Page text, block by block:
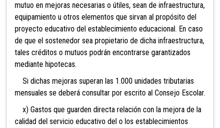
mutuo en mejoras necesarias o útiles, sean de infraestructura,
equipamiento u otros elementos que sirvan al propósito del
proyecto educativo del establecimiento educacional. En caso
de que el sostenedor sea propietario de dicha infraestructura,
tales créditos o mutuos podrán encontrarse garantizados
mediante hipotecas.
Si dichas mejoras superan las 1.000 unidades tributarias
mensuales se deberá consultar por escrito al Consejo Escolar.
x) Gastos que guarden directa relación con la mejora de la
calidad del servicio educativo del o los establecimientos